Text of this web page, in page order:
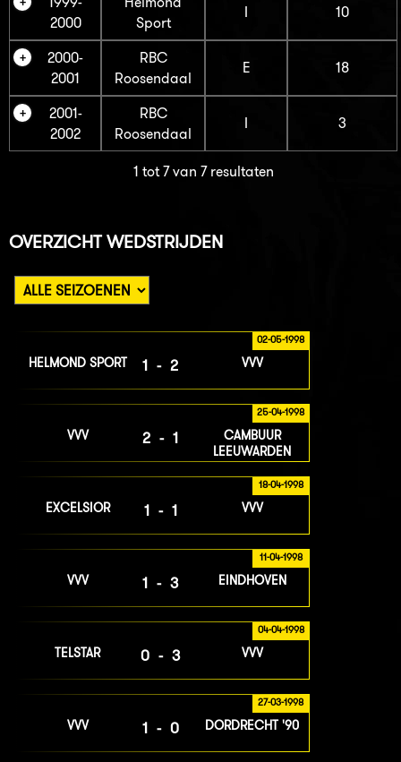
2000
Sport
I 10
2000-
2001
RBC
Roosendaal
E 18
2001-
2002
RBC
Roosendaal
I 3
1 tot 7 van 7 resultaten
OVERZICHT WEDSTRIJDEN
02-05-1998
HELMOND SPORT 1-2 VVV
25-04-1998
VVV 2-1
CAMBUUR
LEEUWARDEN
18-04-1998
EXCELSIOR 1-1 VVV
11-04-1998
VVV 1-3 EINDHOVEN
04-04-1998
TELSTAR 0-3 VVV
27-03-1998
VVV 1-0 DORDRECHT '90